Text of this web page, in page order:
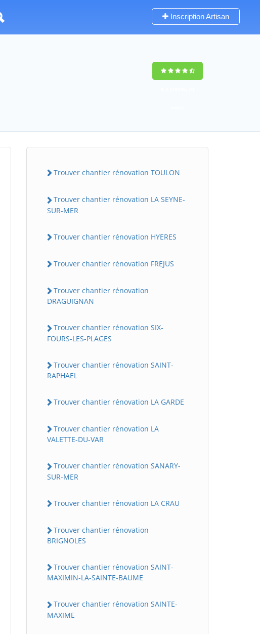
Inscription Artisan
Trouver chantier rénovation TOULON
Trouver chantier rénovation LA SEYNE-
SUR-MER
Trouver chantier rénovation HYERES
Trouver chantier rénovation FREJUS
Trouver chantier rénovation
DRAGUIGNAN
Trouver chantier rénovation SIX-
FOURS-LES-PLAGES
Trouver chantier rénovation SAINT-
RAPHAEL
Trouver chantier rénovation LA GARDE
Trouver chantier rénovation LA
VALETTE-DU-VAR
Trouver chantier rénovation SANARY-
SUR-MER
Trouver chantier rénovation LA CRAU
Trouver chantier rénovation
BRIGNOLES
Trouver chantier rénovation SAINT-
MAXIMIN-LA-SAINTE-BAUME
Trouver chantier rénovation SAINTE-
MAXIME